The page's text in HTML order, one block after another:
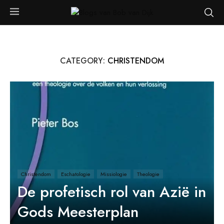
CATEGORY: CHRISTENDOM
Christendom Eschatologie Missiologie Theologie
De profetisch rol van Azië in
Gods Meesterplan
Christendom
De Tien Stammen